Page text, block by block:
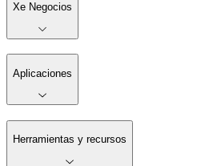
Xe Negocios
Aplicaciones
Herramientas y recursos